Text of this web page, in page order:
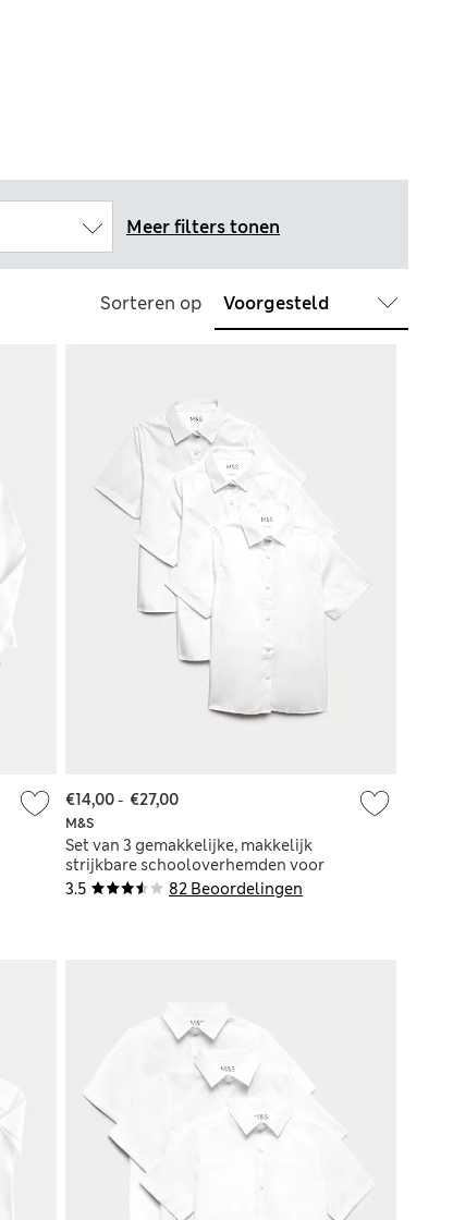
Meer filters tonen
Sorteren op
3.5 82 Beoordelingen
M&S
Set van 3 gemakkelijke, makkelijk
strijkbare schooloverhemden voor
meisjes (3-18 jaar)
€14,00- €27,00